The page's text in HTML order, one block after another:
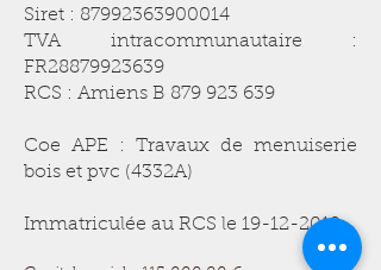
Siret : 87992363900014
TVA intracommunautaire :
FR28879923639
RCS : Amiens B 879 923 639
Coe APE : Travaux de menuiserie
bois et pvc (4332A)
Immatriculée au RCS le 19-12-2019